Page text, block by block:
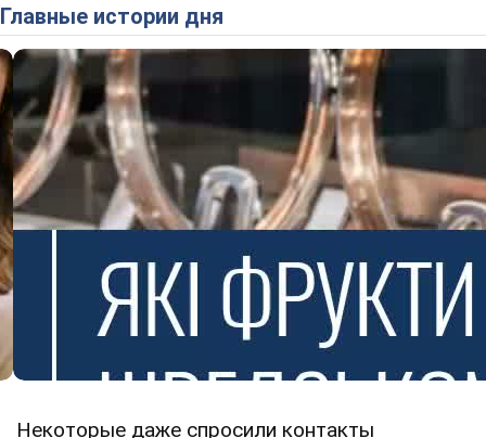
Главные истории дня
Некоторые даже спросили контакты